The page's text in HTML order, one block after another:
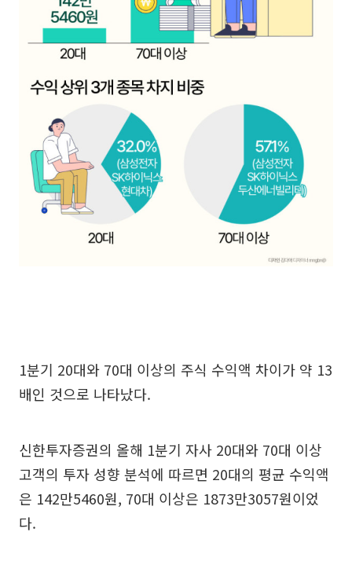
1분기 20대와 70대 이상의 주식 수익액 차이가 약 13
배인 것으로 나타났다.
신한투자증권의 올해 1분기 자사 20대와 70대 이상
고객의 투자 성향 분석에 따르면 20대의 평균 수익액
은 142만5460원, 70대 이상은 1873만3057원이었
다.